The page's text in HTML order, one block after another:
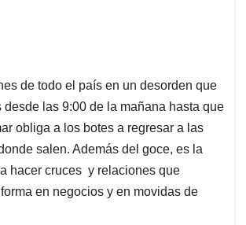
de todo el país en un desorden que
desde las 9:00 de la mañana hasta que
obliga a los botes a regresar a las
salen. Además del goce, es la
hacer cruces y relaciones que
en negocios y en movidas de